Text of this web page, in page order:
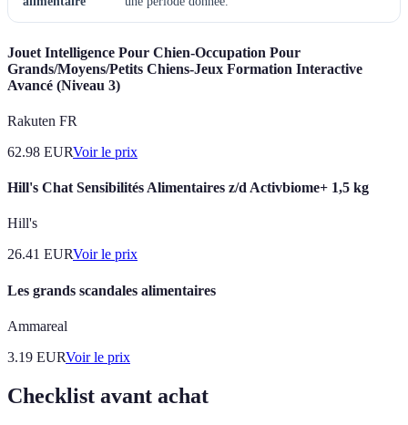
Jouet Intelligence Pour Chien-Occupation Pour
Grands/Moyens/Petits Chiens-Jeux Formation Interactive
Avancé (Niveau 3)
Rakuten FR
62.98 EURVoir le prix
Hill's Chat Sensibilités Alimentaires z/d Activbiome+ 1,5 kg
Hill's
26.41 EURVoir le prix
Les grands scandales alimentaires
Ammareal
3.19 EURVoir le prix
Checklist avant achat